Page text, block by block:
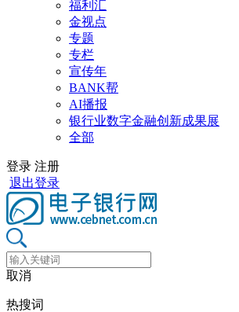
福利汇
金视点
专题
专栏
宣传年
BANK帮
AI播报
银行业数字金融创新成果展
全部
登录 注册
退出登录
取消
热搜词